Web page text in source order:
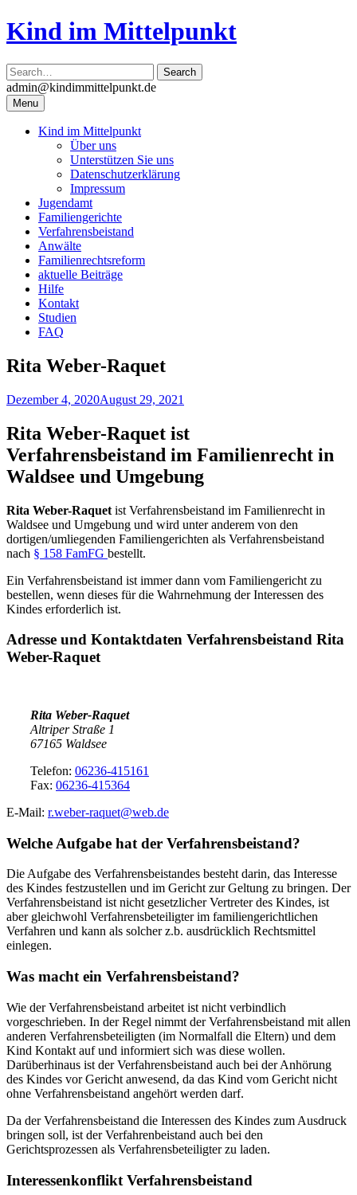
Skip
to
Kind im Mittelpunkt
admin@kindimmittelpunkt.de
Menu
Kind im Mittelpunkt
Über uns
Unterstützen Sie uns
Datenschutzerklärung
Impressum
Jugendamt
Familiengerichte
Verfahrensbeistand
Anwälte
Familienrechtsreform
aktuelle Beiträge
Hilfe
Kontakt
Studien
FAQ
Rita Weber-Raquet
Dezember 4, 2020August 29, 2021
Rita Weber-Raquet ist
Verfahrensbeistand im Familienrecht in
Waldsee und Umgebung
Rita Weber-Raquet ist Verfahrensbeistand im Familienrecht in
Waldsee und Umgebung und wird unter anderem von den
dortigen/umliegenden Familiengerichten als Verfahrensbeistand
nach § 158 FamFG bestellt.
Ein Verfahrensbeistand ist immer dann vom Familiengericht zu
bestellen, wenn dieses für die Wahrnehmung der Interessen des
Kindes erforderlich ist.
Adresse und Kontaktdaten Verfahrensbeistand Rita
Weber-Raquet
Rita Weber-Raquet
Altriper Straße 1
67165 Waldsee
Telefon: 06236-415161
Fax: 06236-415364
E-Mail: r.weber-raquet@web.de
Welche Aufgabe hat der Verfahrensbeistand?
Die Aufgabe des Verfahrensbeistandes besteht darin, das Interesse
des Kindes festzustellen und im Gericht zur Geltung zu bringen. Der
Verfahrensbeistand ist nicht gesetzlicher Vertreter des Kindes, ist
aber gleichwohl Verfahrensbeteiligter im familiengerichtlichen
Verfahren und kann als solcher z.b. ausdrücklich Rechtsmittel
einlegen.
Was macht ein Verfahrensbeistand?
Wie der Verfahrensbeistand arbeitet ist nicht verbindlich
vorgeschrieben. In der Regel nimmt der Verfahrensbeistand mit allen
anderen Verfahrensbeteiligten (im Normalfall die Eltern) und dem
Kind Kontakt auf und informiert sich was diese wollen.
Darüberhinaus ist der Verfahrensbeistand auch bei der Anhörung
des Kindes vor Gericht anwesend, da das Kind vom Gericht nicht
ohne Verfahrensbeistand angehört werden darf.
Da der Verfahrensbeistand die Interessen des Kindes zum Ausdruck
bringen soll, ist der Verfahrenbeistand auch bei den
Gerichtsprozessen als Verfahrensbeteiligter zu laden.
Interessenkonflikt Verfahrensbeistand